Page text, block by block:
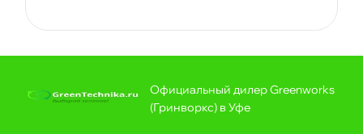
Официальный дилер Greenworks
(Гринворкс) в Уфе